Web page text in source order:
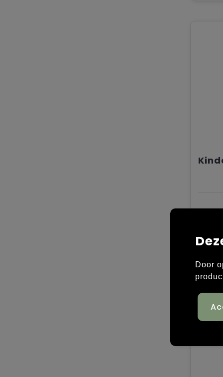
€
Door